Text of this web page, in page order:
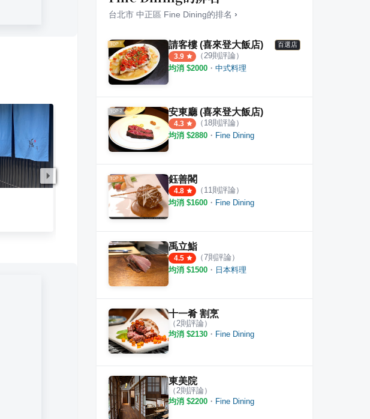
辰壽司割烹
12則評論
三鱻食府
台北市 中正區 Fine Dining的排名 ›
請客樓 (喜來登大飯店) 百選店
3.9 （29則評論）
均消 $2000 ・ 中式料理
安東廳 (喜來登大飯店)
4.3 （ 18則評論）
均消 $2880 ・ Fine Dining
鈺善閣
4.8 （ 11則評論）
均消 $1600 ・ Fine Dining
禹立鮨
4.5 （7則評論）
均消 $1500 ・ 日本料理
十一肴 割烹
（ 2則評論）
均消 $2130 ・ Fine Dining
東美院
（ 2則評論）
均消 $2200 ・ Fine Dining